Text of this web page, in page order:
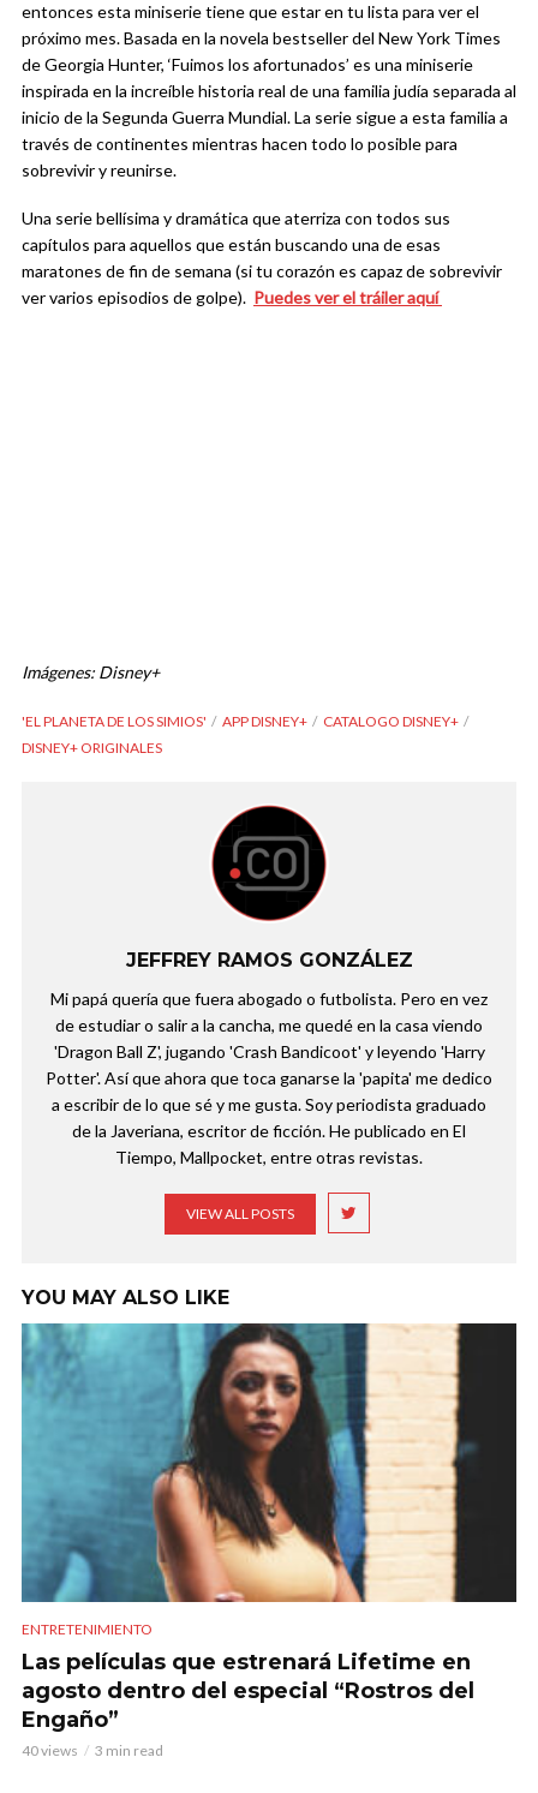
entonces esta miniserie tiene que estar en tu lista para ver el
próximo mes. Basada en la novela bestseller del New York Times
de Georgia Hunter, ‘Fuimos los afortunados’ es una miniserie
inspirada en la increíble historia real de una familia judía separada al
inicio de la Segunda Guerra Mundial. La serie sigue a esta familia a
través de continentes mientras hacen todo lo posible para
sobrevivir y reunirse.
Una serie bellísima y dramática que aterriza con todos sus
capítulos para aquellos que están buscando una de esas
maratones de fin de semana (si tu corazón es capaz de sobrevivir
ver varios episodios de golpe). Puedes ver el tráiler aquí
Imágenes: Disney+
'EL PLANETA DE LOS SIMIOS' APP DISNEY+
CATALOGO DISNEY+
DISNEY+ ORIGINALES
JEFFREY RAMOS GONZÁLEZ
Mi papá quería que fuera abogado o futbolista. Pero en vez
de estudiar o salir a la cancha, me quedé en la casa viendo
'Dragon Ball Z', jugando 'Crash Bandicoot' y leyendo 'Harry
Potter'. Así que ahora que toca ganarse la 'papita' me dedico
a escribir de lo que sé y me gusta. Soy periodista graduado
de la Javeriana, escritor de ficción. He publicado en El
Tiempo, Mallpocket, entre otras revistas.
VIEW ALL POSTS
YOU MAY ALSO LIKE
ENTRETENIMIENTO
Las películas que estrenará Lifetime en
agosto dentro del especial “Rostros del
Engaño”
40 views 3 min read